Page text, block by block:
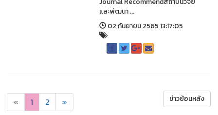
และพัฒนา ...
02 กันยายน 2565 13:17:05
« 1 2 » ข่าวย้อนหลัง